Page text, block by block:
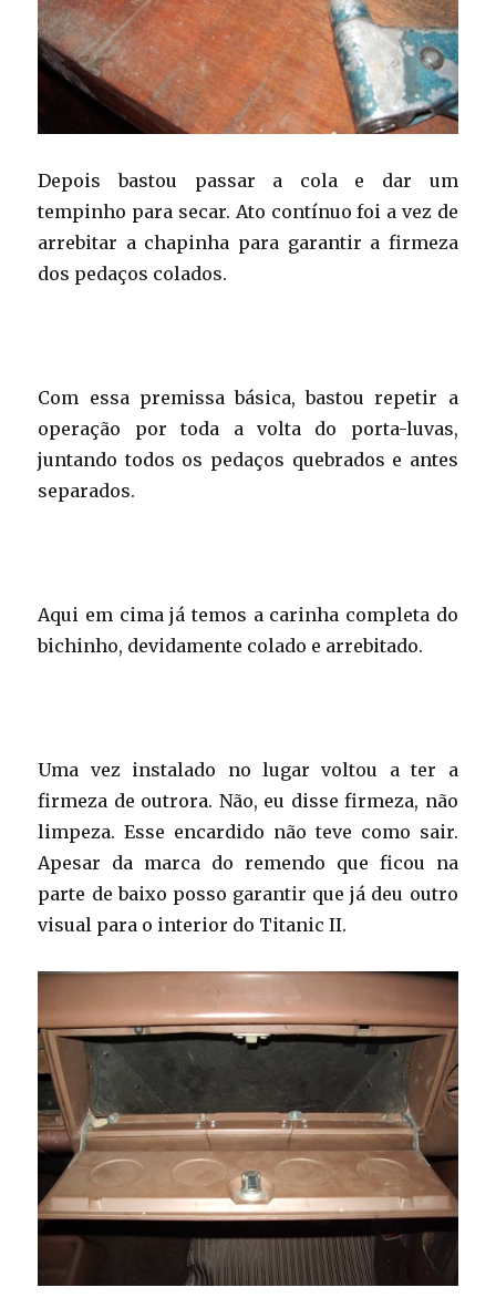
Depois bastou passar a cola e dar um
tempinho para secar. Ato contínuo foi a vez de
arrebitar a chapinha para garantir a firmeza
dos pedaços colados.
Com essa premissa básica, bastou repetir a
operação por toda a volta do porta-luvas,
juntando todos os pedaços quebrados e antes
separados.
Aqui em cima já temos a carinha completa do
bichinho, devidamente colado e arrebitado.
Uma vez instalado no lugar voltou a ter a
firmeza de outrora. Não, eu disse firmeza, não
limpeza. Esse encardido não teve como sair.
Apesar da marca do remendo que ficou na
parte de baixo posso garantir que já deu outro
visual para o interior do Titanic II.